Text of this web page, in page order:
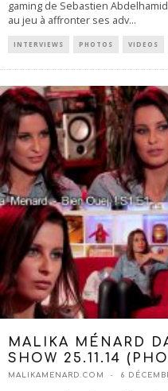
gaming de Sebastien
au jeu à affronter ses adv...
INTERVIEWS PHOTOS VIDEOS
MALIKA MÉNARD
SHOW 25.11.14
MALIKAMENARD.COM 6